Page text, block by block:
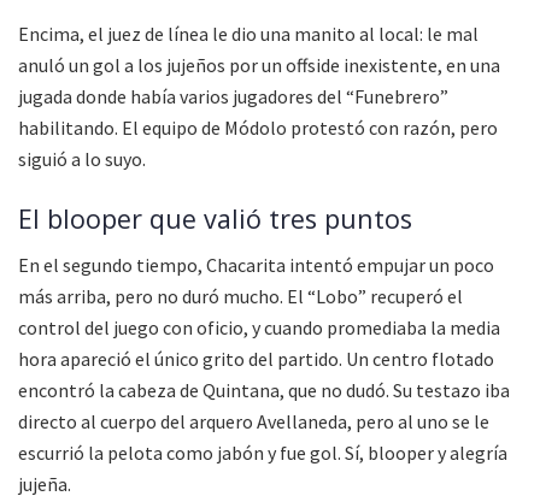
Encima, el juez de línea le dio una manito al local: le mal
anuló un gol a los jujeños por un offside inexistente, en una
jugada donde había varios jugadores del “Funebrero”
habilitando. El equipo de Módolo protestó con razón, pero
siguió a lo suyo.
El blooper que valió tres puntos
En el segundo tiempo, Chacarita intentó empujar un poco
más arriba, pero no duró mucho. El “Lobo” recuperó el
control del juego con oficio, y cuando promediaba la media
hora apareció el único grito del partido. Un centro flotado
encontró la cabeza de Quintana, que no dudó. Su testazo iba
directo al cuerpo del arquero Avellaneda, pero al uno se le
escurrió la pelota como jabón y fue gol. Sí, blooper y alegría
jujeña.